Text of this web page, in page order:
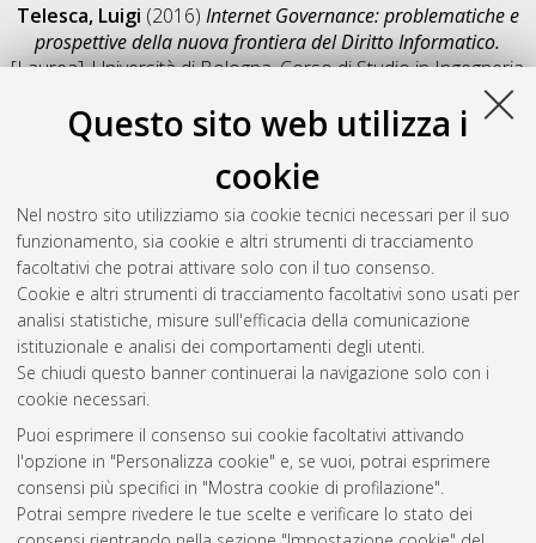
Questo sito web utilizza i
cookie
Nel nostro sito utilizziamo sia cookie tecnici necessari per il suo
funzionamento, sia cookie e altri strumenti di tracciamento
facoltativi che potrai attivare solo con il tuo consenso.
Cookie e altri strumenti di tracciamento facoltativi sono usati per
analisi statistiche, misure sull'efficacia della comunicazione
istituzionale e analisi dei comportamenti degli utenti.
Se chiudi questo banner continuerai la navigazione solo con i
cookie necessari.
Puoi esprimere il consenso sui cookie facoltativi attivando
l'opzione in "Personalizza cookie" e, se vuoi, potrai esprimere
consensi più specifici in "Mostra cookie di profilazione".
Potrai sempre rivedere le tue scelte e verificare lo stato dei
Telesca, Luigi (2016) Internet Governance: problematiche e
prospettive della nuova frontiera del Diritto Informatico.
[Laurea], Università di Bologna, Corso di Studio inIngegneria
, Documento full-text non disponibile
Salva citazione
Condividi
Il full-text non è disponibile per scelta dell'autore. (
Abstract
Altri metadati
Gestione del documento:
Atom
Rss 1.0
Rss 2.0